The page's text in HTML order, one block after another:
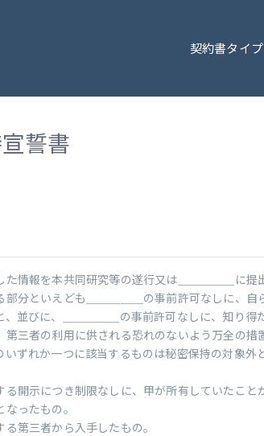
契約書タイプ
誓書
情報を本共同研究等の遂行又は＿＿＿＿＿に提
分といえども＿＿＿＿＿の事前許可なしに、自
並びに、＿＿＿＿＿の事前許可なしに、知り得
三者の利用に供される恐れのないよう万全の措
ずれか一つに該当するものは秘密保持の対象外
る開示につき制限なしに、甲が所有していたこと
ったもの。
第三者から入手したもの。